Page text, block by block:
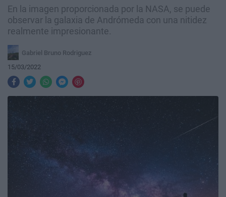
En la imagen proporcionada por la NASA, se puede
observar la galaxia de Andrómeda con una nitidez
realmente impresionante.
Gabriel Bruno Rodriguez
15/03/2022